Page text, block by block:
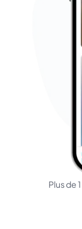
Plus de